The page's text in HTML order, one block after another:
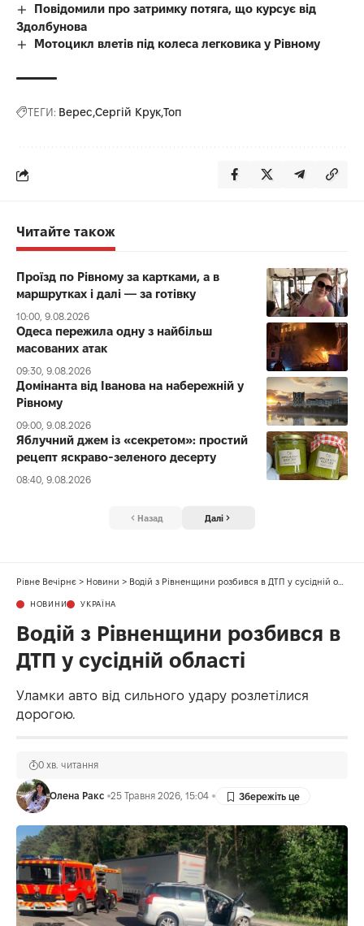
Повідомили про затримку потяга, що курсує від
Здолбунова
Мотоцикл влетів під колеса легковика у Рівному
ТЕГИ: Верес Сергій КрукТоп
Читайте також
Проїзд по Рівному за картками, а в
маршрутках і далі — за готівку
10:00, 9.08.2026
Одеса пережила одну з найбільш
масованих атак
09:30, 9.08.2026
Домінанта від Іванова на набережній у
Рівному
09:00, 9.08.2026
Яблучний джем із «секретом»: простий
рецепт яскраво-зеленого десерту
08:40, 9.08.2026
Назад Далі
Рівне Вечірнє > Новини > Водій з Рівненщини розбився в ДТП у сусідній області
НОВИНИ УКРАЇНА
Водій з Рівненщини розбився в
ДТП у сусідній області
Уламки авто від сильного удару розлетілися
дорогою.
Олена Ракс 25 Травня 2026, 15:04
0 хв. читання